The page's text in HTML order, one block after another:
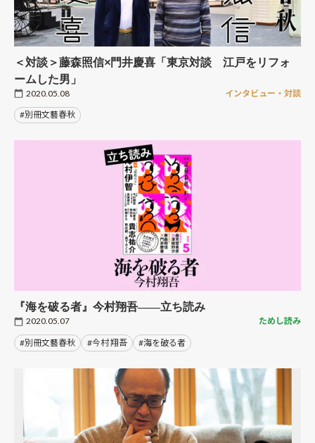
＜対談＞藤森照信×門井慶喜「東京対談 江戸をリフォ
ームした男」
2020.05.08 インタビュー・対談
#別冊文藝春秋
『海を破る者』今村翔吾――立ち読み
2020.05.07 ためし読み
#別冊文藝春秋 #今村 翔吾 #海を破る者